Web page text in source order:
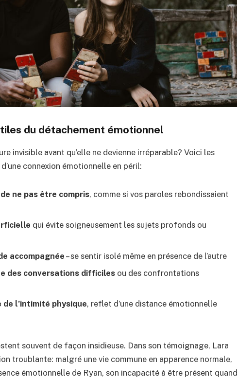
du détachement émotionnel
invisible avant qu’elle ne devienne irréparable? Voici les
connexion émotionnelle en péril:
ne pas être compris, comme si vos paroles rebondissaient
qui évite soigneusement les sujets profonds ou
accompagnée– se sentir isolé même en présence de l’autre
des conversations difficiles ou des confrontations
l’intimité physique, reflet d’une distance émotionnelle
souvent de façon insidieuse. Dans son témoignage, Lara
troublante: malgré une vie commune en apparence normale,
émotionnelle de Ryan, son incapacité à être présent quand